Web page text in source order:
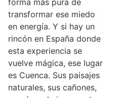
transformar ese miedo
en energía. Y si hay un
rincón en España donde
esta experiencia se
vuelve mágica, ese lugar
es Cuenca. Sus paisajes
naturales, sus cañones,